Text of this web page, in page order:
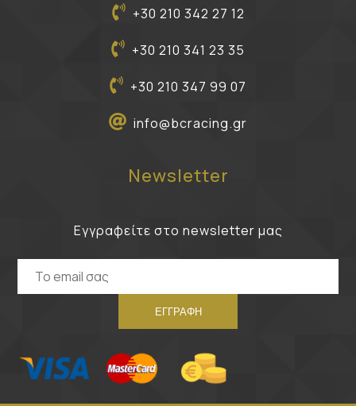
+30 210 342 27 12
+30 210 341 23 35
+30 210 347 99 07
info@bcracing.gr
Newsletter
Εγγραφείτε στο newsletter μας